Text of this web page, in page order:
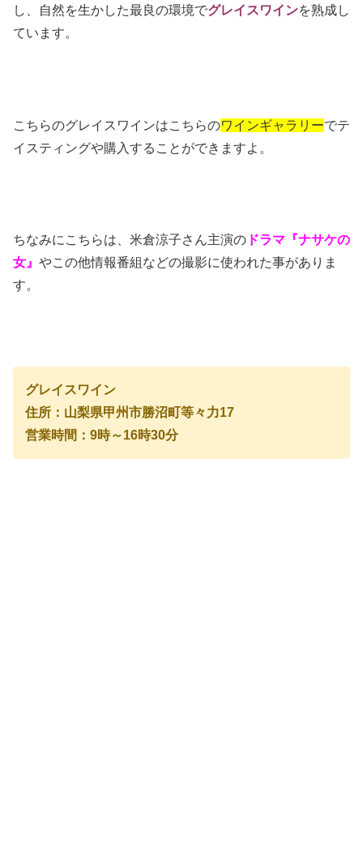
し、自然を生かした最良の環境でグレイスワインを熟成し
ています。
こちらのグレイスワインはこちらのワインギャラリーでテ
イスティングや購入することができますよ。
ちなみにこちらは、米倉涼子さん主演の ドラマ『ナサケの
女』 やこの他情報番組などの撮影に使われた事がありま
す。
グレイスワイン
住所：山梨県甲州市勝沼町等々力17
営業時間：9時～16時30分